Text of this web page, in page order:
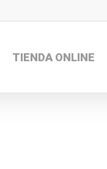
TIENDA ONLINE